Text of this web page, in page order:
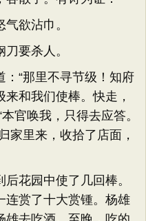
欲沾巾。
要杀人。
“那里不寻节级！知府
和我们使棒。快走，
官唤我，只得去应答。
家里来，收拾了店面，
花园中使了几回棒。
连赏了十大赏锺。杨雄